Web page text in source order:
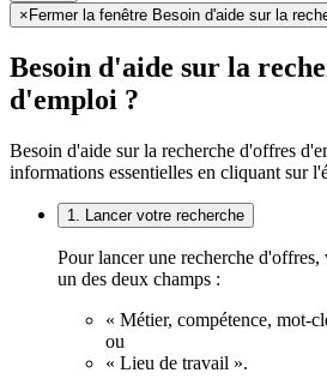
× Fermer la fenêtre Besoin d'aide sur la
Besoin d'aide sur la
d'emploi ?
Besoin d'aide sur la recherche d'offres
informations essentielles en cliquant sur
1. Lancer votre recherche
Pour lancer une recherche
un des deux champs :
« Métier, compétence, mot-
ou
« Lieu de travail ».